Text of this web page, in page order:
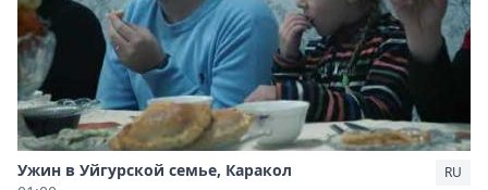
Ужин в Уйгурской семье, Каракол
RU